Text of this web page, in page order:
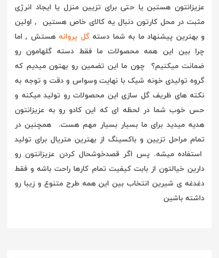
عزیزانتون هستین یا حتی برای تزیین منزل یا ایجاد انرژی
مثبت در محل کارتون دنبال یه کالای خاص هستین , اولین
و بهترین پیشنهاد ما به شما دسته گل پروانههستش , اما
چرا بین این همه محصولات ما فقط دسته گلهامون رو
ضمانت میکنیم؟ چون ما این تضمین رو بهتون میدیم که
گروه تولیدی خونه شیک با نهایت وسواس و دقت و توجه به
نکته های ظریف گل سازی این محصولات رو تولید میکنه و
حس خوب شما در لحظه ای که این کادو رو به عزیزانتون
هدیه میدید برای ما بسیار بسیار مهم هست. همچنین در
تمام مراحل تزیین و باکسینگ از بهترین متریال برای تولید
استفاده میشه. پس اگر قصدخوشحال کردن عزیزانتون رو
دارین خیالتون از بابت کیفیت تمام کارها راحت باشه و فقط
دغدغه ی شیرین انتخاب بین این همه طرح متنوع و زیبا رو
داشته باشین